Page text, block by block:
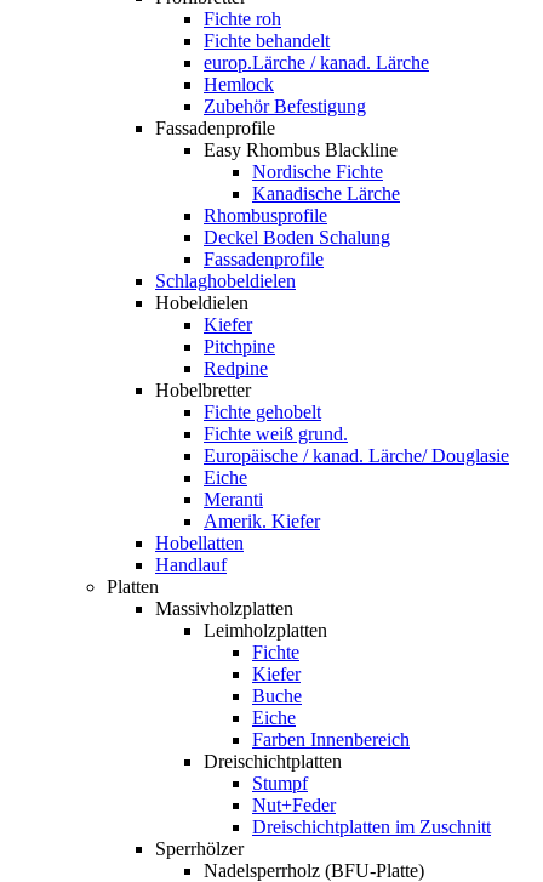
Fichte roh
Fichte behandelt
europ.Lärche / kanad. Lärche
Hemlock
Zubehör Befestigung
Fassadenprofile
Easy Rhombus Blackline
Nordische Fichte
Kanadische Lärche
Rhombusprofile
Deckel Boden Schalung
Fassadenprofile
Schlaghobeldielen
Hobeldielen
Kiefer
Pitchpine
Redpine
Hobelbretter
Fichte gehobelt
Fichte weiß grund.
Europäische / kanad. Lärche/ Douglasie
Eiche
Meranti
Amerik. Kiefer
Hobellatten
Handlauf
Platten
Massivholzplatten
Leimholzplatten
Fichte
Kiefer
Buche
Eiche
Farben Innenbereich
Dreischichtplatten
Stumpf
Nut+Feder
Dreischichtplatten im Zuschnitt
Sperrhölzer
Nadelsperrholz (BFU-Platte)